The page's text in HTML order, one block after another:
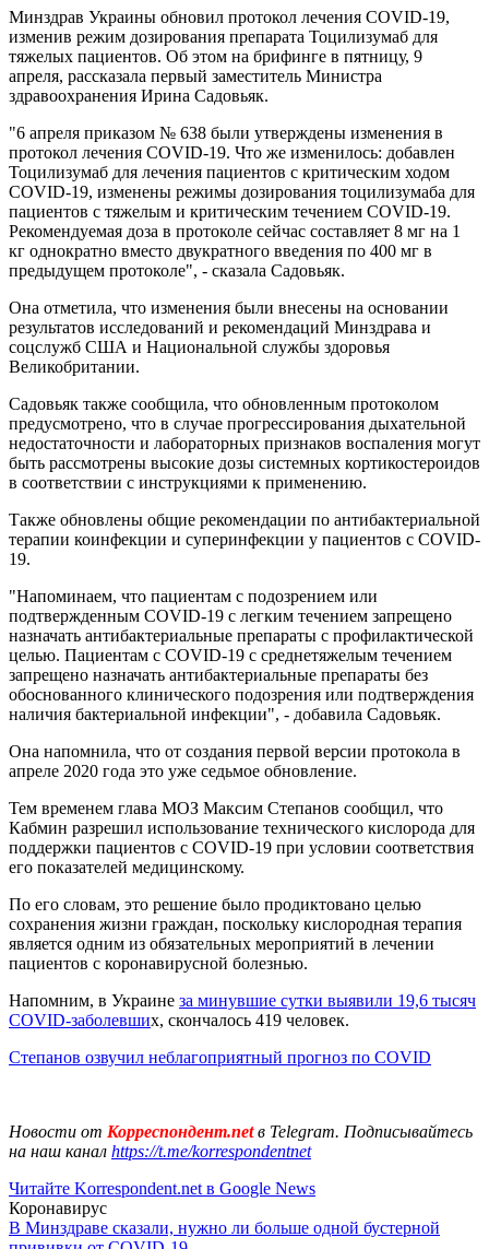
Минздрав Украины обновил протокол лечения COVID-19,
изменив режим дозирования препарата Тоцилизумаб для
тяжелых пациентов. Об этом на брифинге в пятницу, 9
апреля, рассказала первый заместитель Министра
здравоохранения Ирина Садовьяк.
"6 апреля приказом № 638 были утверждены изменения в
протокол лечения COVID-19. Что же изменилось: добавлен
Тоцилизумаб для лечения пациентов с критическим ходом
COVID-19, изменены режимы дозирования тоцилизумаба для
пациентов с тяжелым и критическим течением COVID-19.
Рекомендуемая доза в протоколе сейчас составляет 8 мг на 1
кг однократно вместо двукратного введения по 400 мг в
предыдущем протоколе", - сказала Садовьяк.
Она отметила, что изменения были внесены на основании
результатов исследований и рекомендаций Минздрава и
соцслужб США и Национальной службы здоровья
Великобритании.
Садовьяк также сообщила, что обновленным протоколом
предусмотрено, что в случае прогрессирования дыхательной
недостаточности и лабораторных признаков воспаления могут
быть рассмотрены высокие дозы системных кортикостероидов
в соответствии с инструкциями к применению.
Также обновлены общие рекомендации по антибактериальной
терапии коинфекции и суперинфекции у пациентов с COVID-
19.
"Напоминаем, что пациентам с подозрением или
подтвержденным COVID-19 с легким течением запрещено
назначать антибактериальные препараты с профилактической
целью. Пациентам с COVID-19 с среднетяжелым течением
запрещено назначать антибактериальные препараты без
обоснованного клинического подозрения или подтверждения
наличия бактериальной инфекции", - добавила Садовьяк.
Она напомнила, что от создания первой версии протокола в
апреле 2020 года это уже седьмое обновление.
Тем временем глава МОЗ Максим Степанов сообщил, что
Кабмин разрешил использование технического кислорода для
поддержки пациентов с COVID-19 при условии соответствия
его показателей медицинскому.
По его словам, это решение было продиктовано целью
сохранения жизни граждан, поскольку кислородная терапия
является одним из обязательных мероприятий в лечении
пациентов с коронавирусной болезнью.
Напомним, в Украине за минувшие сутки выявили 19,6 тысяч
COVID-заболевших, скончалось 419 человек.
Степанов озвучил неблагоприятный прогноз по COVID
Новости от Корреспондент.netв Telegram. Подписывайтесь
на наш канал https://t.me/korrespondentnet
Читайте Korrespondent.net в Google News
Коронавирус
В Минздраве сказали, нужно ли больше одной бустерной